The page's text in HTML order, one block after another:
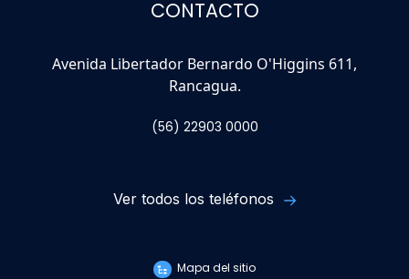
CONTACTO
Avenida Libertador Bernardo O'Higgins 611,
Rancagua.
(56) 22903 0000
Ver todos los teléfonos
Mapa del sitio